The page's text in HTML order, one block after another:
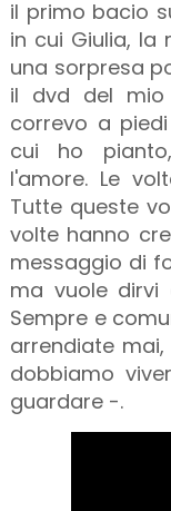
il primo bacio
in cui Giulia,
una sorpresa
il dvd del
correvo a
cui ho
l'amore. Le
Tutte queste
volte hanno
messaggio di
ma vuole dirvi
Sempre e
arrendiate
dobbiamo
guardare -.